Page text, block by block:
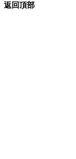
返回頂部